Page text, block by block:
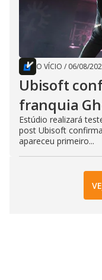
O VÍCIO / 06/08/
Ubisoft
franquia
Estúdio realizará
post Ubisoft
apareceu primeiro...